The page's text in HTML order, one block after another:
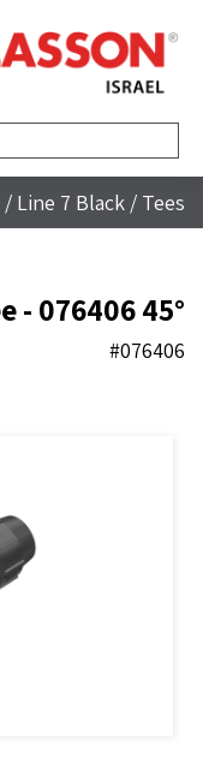
/ Line 7 Black / Tees
45° Tee - 076406
#076406